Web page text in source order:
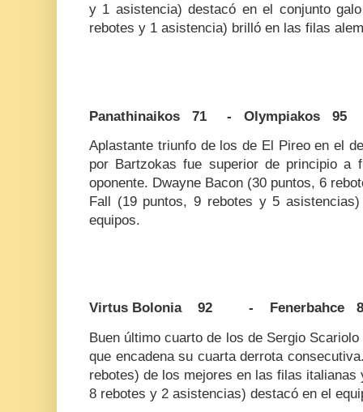
y 1 asistencia) destacó en el conjunto
rebotes y 1 asistencia) brilló en las filas
Panathinaikos 71 - Olympiakos 95
Aplastante triunfo de los de El Pireo en el
por Bartzokas fue superior de principio a
oponente. Dwayne Bacon (30 puntos, 6
Fall (19 puntos, 9 rebotes y 5
equipos.
Virtus Bolonia 92 - Fenerbahce
Buen último cuarto de los de Sergio
que encadena su cuarta derrota
rebotes) de los mejores en las filas
8 rebotes y 2 asistencias) destacó en el